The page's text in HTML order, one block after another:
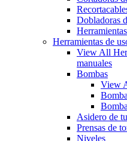
Dobladoras
Herramientas de
View All
manuales
Bombas
View
Asidero de
Prensas de
Niveles